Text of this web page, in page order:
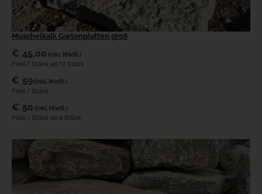
Muschelkalk Gartenplatten groß
€ 45,00 (inkl. MwSt.)
Preis / Stück ab 12 Stück
€ 59(inkl. MwSt.)
Preis / Stück
€ 50 (inkl. MwSt.)
Preis / Stück ab 8 Stück